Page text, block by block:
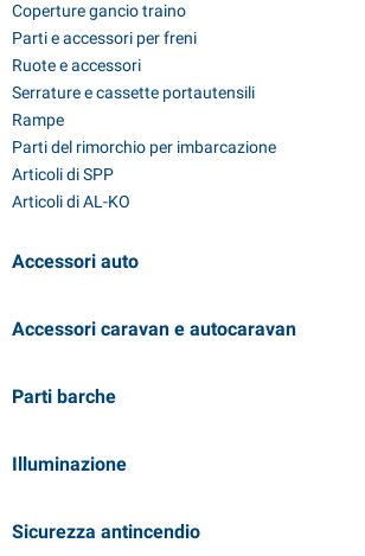
Coperture gancio traino
Parti e accessori per freni
Ruote e accessori
Serrature e cassette portautensili
Rampe
Parti del rimorchio per imbarcazione
Articoli di SPP
Articoli di AL-KO
Accessori auto
Accessori caravan e autocaravan
Parti barche
Illuminazione
Sicurezza antincendio